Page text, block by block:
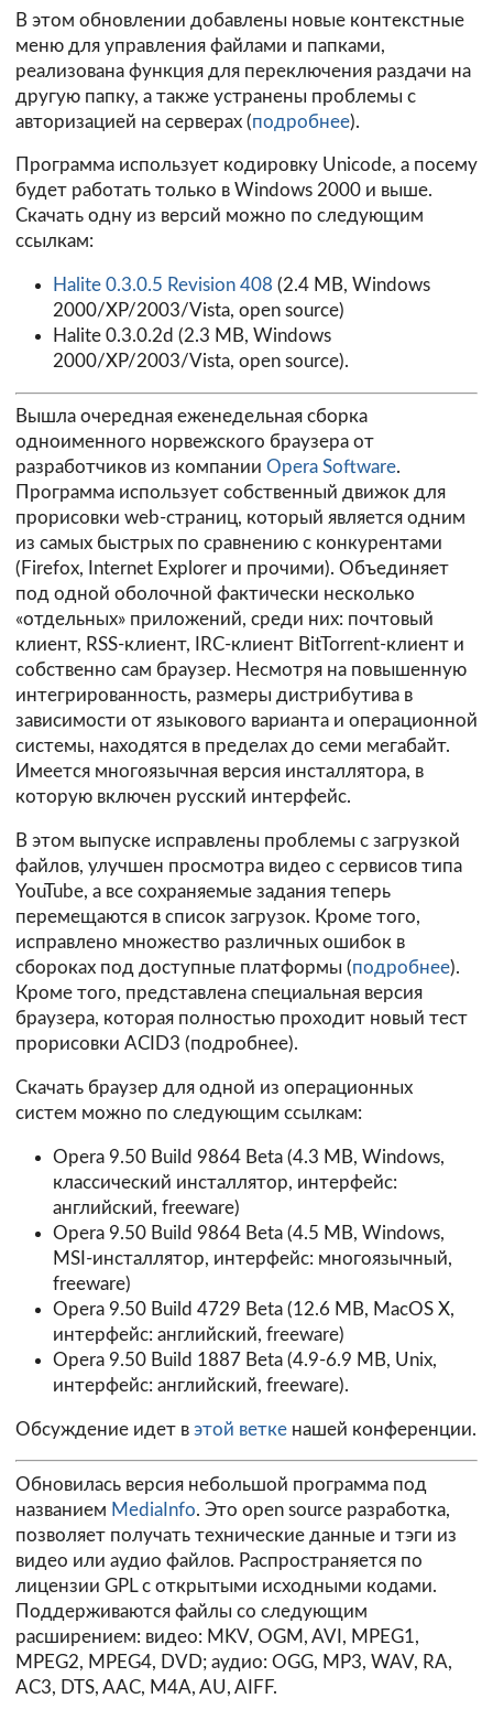
В этом обновлении добавлены новые контекстные
меню для управления файлами и папками,
реализована функция для переключения раздачи на
другую папку, а также устранены проблемы с
авторизацией на серверах (подробнее).
Программа использует кодировку Unicode, а посему
будет работать только в Windows 2000 и выше.
Скачать одну из версий можно по следующим
ссылкам:
Halite 0.3.0.5 Revision 408 (2.4 MB, Windows
2000/XP/2003/Vista, open source)
Halite 0.3.0.2d (2.3 MB, Windows
2000/XP/2003/Vista, open source).
Вышла очередная еженедельная сборка
одноименного норвежского браузера от
разработчиков из компании Opera Software.
Программа использует собственный движок для
прорисовки web-страниц, который является одним
из самых быстрых по сравнению с конкурентами
(Firefox, Internet Explorer и прочими). Объединяет
под одной оболочной фактически несколько
«отдельных» приложений, среди них: почтовый
клиент, RSS-клиент, IRC-клиент BitTorrent-клиент и
собственно сам браузер. Несмотря на повышенную
интегрированность, размеры дистрибутива в
зависимости от языкового варианта и операционной
системы, находятся в пределах до семи мегабайт.
Имеется многоязычная версия инсталлятора, в
которую включен русский интерфейс.
В этом выпуске исправлены проблемы с загрузкой
файлов, улучшен просмотра видео с сервисов типа
YouTube, а все сохраняемые задания теперь
перемещаются в список загрузок. Кроме того,
исправлено множество различных ошибок в
сбороках под доступные платформы (подробнее).
Кроме того, представлена специальная версия
браузера, которая полностью проходит новый тест
прорисовки ACID3 (подробнее).
Скачать браузер для одной из операционных
систем можно по следующим ссылкам:
Opera 9.50 Build 9864 Beta(4.3 MB, Windows,
классический инсталлятор, интерфейс:
английский, freeware)
Opera 9.50 Build 9864 Beta (4.5 MB, Windows,
MSI-инсталлятор, интерфейс: многоязычный,
freeware)
Opera 9.50 Build 4729 Beta(12.6 MB, MacOS X,
интерфейс: английский, freeware)
Opera 9.50 Build 1887 Beta(4.9-6.9 MB, Unix,
интерфейс: английский, freeware).
Обсуждение идет в этой ветке нашей конференции.
Обновилась версия небольшой программа под
названием MediaInfo. Это open source разработка,
позволяет получать технические данные и тэги из
видео или аудио файлов. Распространяется по
лицензии GPL с открытыми исходными кодами.
Поддерживаются файлы со следующим
расширением: видео: MKV, OGM, AVI, MPEG1,
MPEG2, MPEG4, DVD; аудио: OGG, MP3, WAV, RA,
AC3, DTS, AAC, M4A, AU, AIFF.